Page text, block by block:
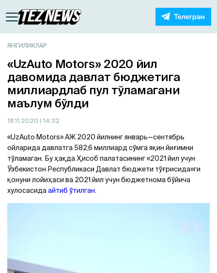
ЯНГИЛИКЛАР
«UzAuto Motors» 2020 йил
давомида давлат бюджетига
миллиардлаб пул тўламагани
маълум бўлди
18.11.2020 | 14:32
«UzAuto Motors» АЖ 2020 йилнинг январь—cентябрь
ойларида давлатга 582,6 миллиард сўмга яқин йиғимни
тўламаган. Бу ҳақда Ҳисоб палатасининг «2021 йил учун
Ўзбекистон Республикаси Давлат бюджети тўғрисида»ги
қонуни лойиҳаси ва 2021 йил учун бюджетнома бўйича
хулосасидаайтиб ўтилган.